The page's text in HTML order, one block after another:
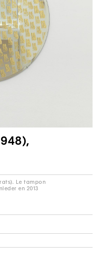
Le tampon
en 2013